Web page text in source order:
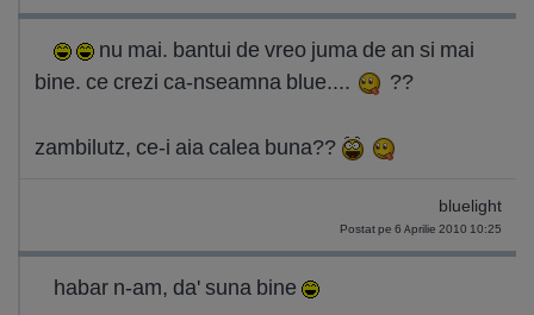
nu mai. bantui de vreo juma de an si mai
bine. ce crezi ca-nseamna blue....
??
zambilutz, ce-i aia calea buna??
bluelight
Postat pe 6 Aprilie 2010 10:25
habar n-am, da' suna bine